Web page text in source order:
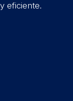
eficiente.